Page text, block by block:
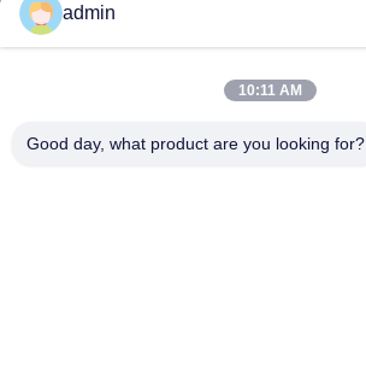
Nero@enlaibio.com
admin
10:11 AM
Good day, what product are you looking for?